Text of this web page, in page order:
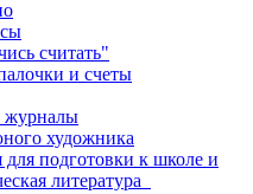
считать"
и счеты
журналы
художника
подготовки к школе и
литература